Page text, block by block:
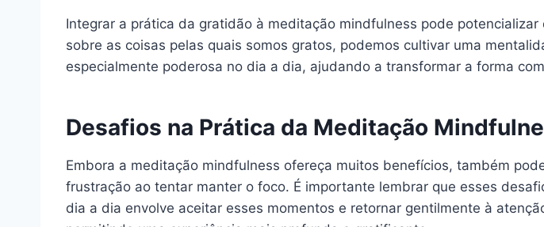
Integrar a prática da gratidão à meditação mindfulness pode
sobre as coisas pelas quais somos gratos, podemos cultivar uma
especialmente poderosa no dia a dia, ajudando a transformar a forma
Desafios na Prática da Meditação
Embora a meditação mindfulness ofereça muitos benefícios, também
frustração ao tentar manter o foco. É importante lembrar que esses
dia a dia envolve aceitar esses momentos e retornar gentilmente à